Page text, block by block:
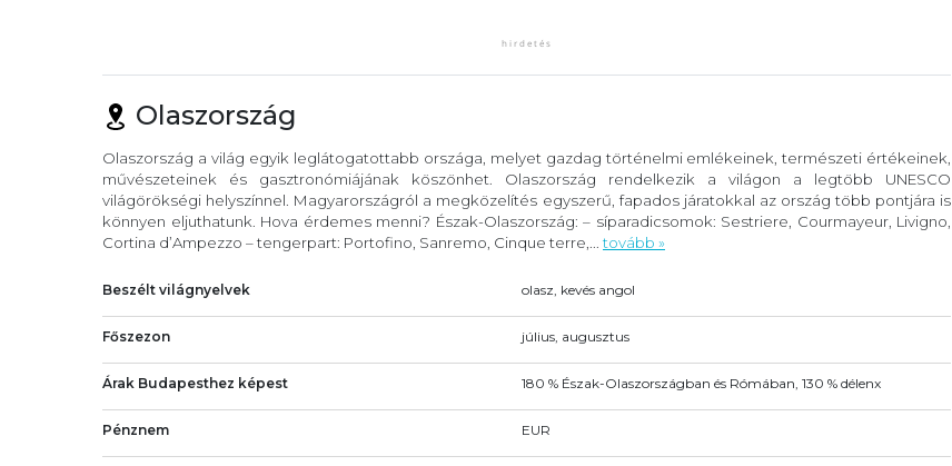
Olaszország
Olaszország a világ egyik leglátogatottabb országa, melyet gazdag történelmi emlékeinek, természeti értékeinek,
művészeteinek és gasztronómiájának köszönhet. Olaszország rendelkezik a világon a legtöbb UNESCO
világörökségi helyszínnel. Magyarországról a megközelítés egyszerű, fapados járatokkal az ország több pontjára is
könnyen eljuthatunk. Hova érdemes menni? Észak-Olaszország: – síparadicsomok: Sestriere, Courmayeur, Livigno,
Cortina d’Ampezzo – tengerpart: Portofino, Sanremo, Cinque terre,... tovább »
Beszélt világnyelvek olasz, kevés angol
Főszezon július, augusztus
Árak Budapesthez képest 180 % Észak-Olaszországban és Rómában, 130 % délenx
Pénznem EUR